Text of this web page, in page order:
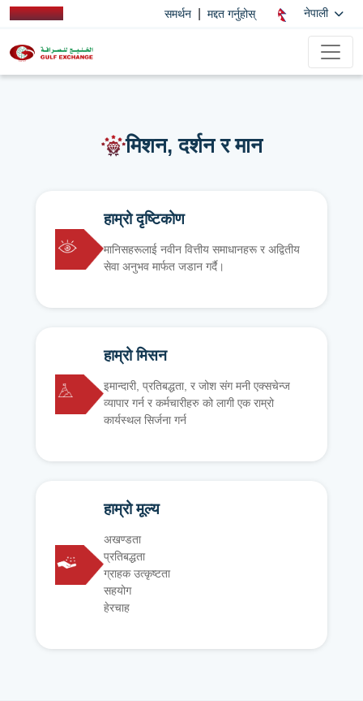
समर्थन मद्दत गर्नुहोस् नेपाली
मिशन, दर्शन र मान
हाम्रो दृष्टिकोण
मानिसहरूलाई नवीन वित्तीय समाधानहरू र अद्वितीय
सेवा अनुभव मार्फत जडान गर्दै।
हाम्रो मिसन
इमान्दारी, प्रतिबद्धता, र जोश संग मनी एक्सचेन्ज
व्यापार गर्न र कर्मचारीहरु को लागी एक राम्रो
कार्यस्थल सिर्जना गर्न
हाम्रो मूल्य
अखण्डता
प्रतिबद्धता
ग्राहक उत्कृष्टता
सहयोग
हेरचाह